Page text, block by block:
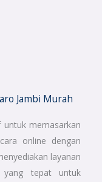
Jambi Murah
memasarkan
online dengan
layanan
yang tepat untuk